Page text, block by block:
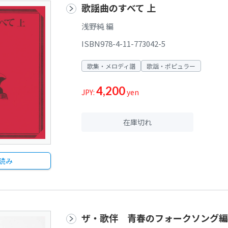
み
歌謡曲のすべて 上
浅野純 編
ISBN978-4-11-773042-5
歌集・メロディ譜 歌謡・ポピュラー
JPY: 4,200yen
在庫切れ
ザ・歌伴 青春のフォークソング